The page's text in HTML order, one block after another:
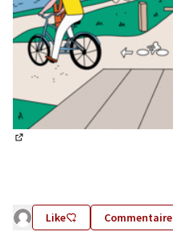
Like Commentaire